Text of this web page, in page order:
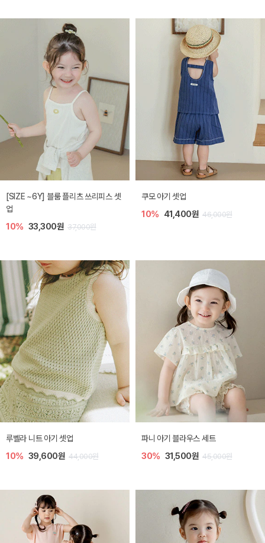
[SIZE ~6Y] 블룸 플리츠 쓰리피스 셋
업
10% 33,300원 37,000원
쿠모 아기 셋업
10% 41,400원 46,000원
루벨라 니트 아기 셋업
10% 39,600원 44,000원
파니 아기 블라우스 세트
30% 31,500원 45,000원